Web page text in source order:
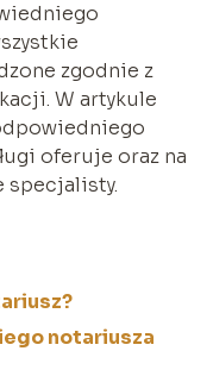
zgodnie z
W artykule
oferuje oraz na
specjalisty.
notariusza